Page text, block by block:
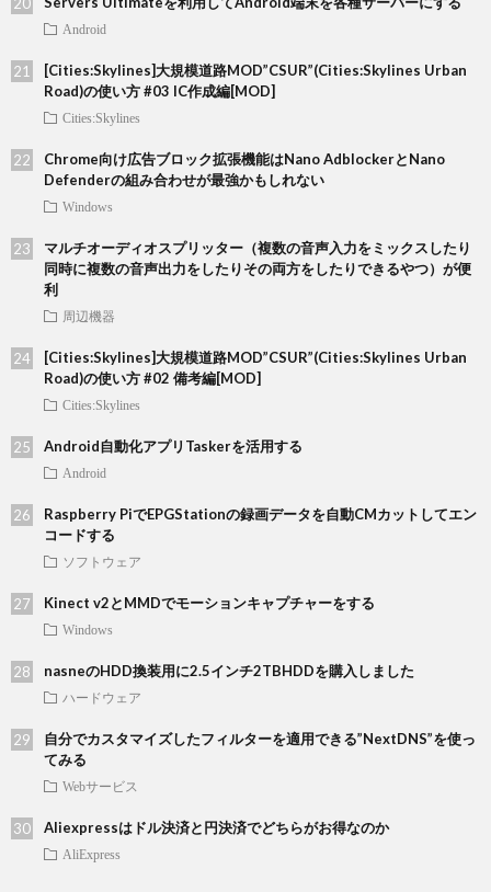
Android
[Cities:Skylines]大規模道路MOD”CSUR”(Cities:Skylines Urban
Road)の使い方 #03 IC作成編[MOD]
Cities:Skylines
Chrome向け広告ブロック拡張機能はNano AdblockerとNano
Defenderの組み合わせが最強かもしれない
Windows
マルチオーディオスプリッター（複数の音声入力をミックスしたり
同時に複数の音声出力をしたりその両方をしたりできるやつ）が便
利
周辺機器
[Cities:Skylines]大規模道路MOD”CSUR”(Cities:Skylines Urban
Road)の使い方 #02 備考編[MOD]
Cities:Skylines
Android自動化アプリTaskerを活用する
Android
Raspberry PiでEPGStationの録画データを自動CMカットしてエン
コードする
ソフトウェア
Kinect v2とMMDでモーションキャプチャーをする
Windows
nasneのHDD換装用に2.5インチ2TBHDDを購入しました
ハードウェア
自分でカスタマイズしたフィルターを適用できる”NextDNS”を使っ
てみる
Webサービス
Aliexpressはドル決済と円決済でどちらがお得なのか
AliExpress